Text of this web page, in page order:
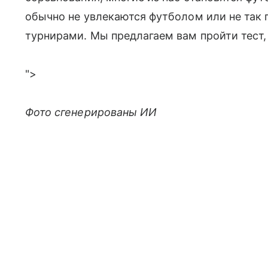
обычно не увлекаются футболом или не так
турнирами. Мы предлагаем вам пройти
">
Фото сгенерированы ИИ